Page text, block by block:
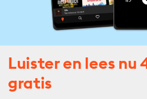
Luister en lees nu
gratis